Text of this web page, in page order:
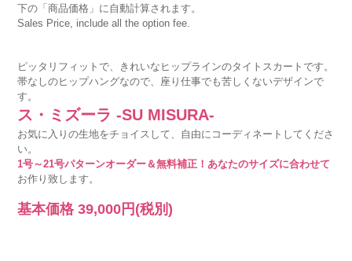
下の「商品価格」に自動計算されます。
Sales Price, include all the option fee.
ピッタリフィットで、きれいなヒップラインのタイトスカートです。
帯なしのヒップハングなので、座り仕事でも苦しくないデザインで
す。
ス・ミズーラ -SU MISURA-
お気に入りの生地をチョイスして、自由にコーディネートしてくださ
い。
1号～21号パターンオーダー＆無料補正！あなたのサイズに合わせて
お作り致します。
基本価格39,000円 (税別)